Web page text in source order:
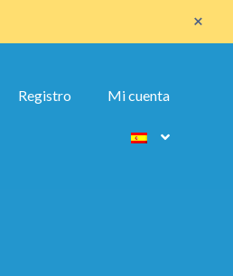
×
Registro Mi cuenta